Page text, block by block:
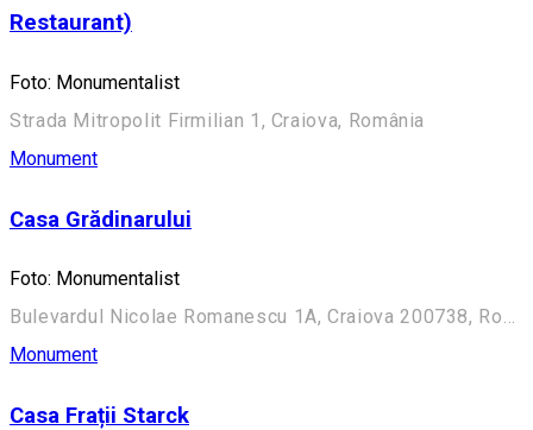
Restaurant)
Foto: Monumentalist
Strada Mitropolit Firmilian 1, Craiova, România
Monument
Casa Grădinarului
Foto: Monumentalist
Bulevardul Nicolae Romanescu 1A, Craiova 200738, România (Aleea Principală)
Monument
Casa Frații Starck